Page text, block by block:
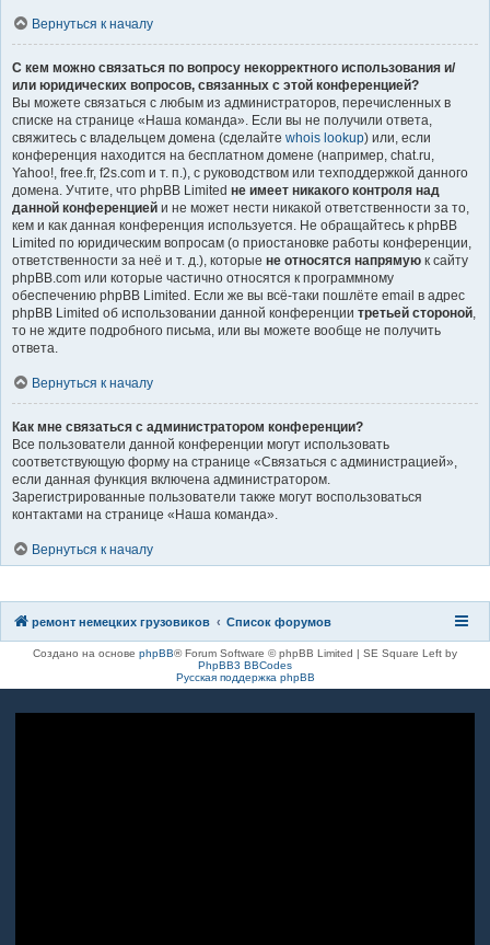
Вернуться к началу
С кем можно связаться по вопросу некорректного использования и/
или юридических вопросов, связанных с этой конференцией?
Вы можете связаться с любым из администраторов, перечисленных в
списке на странице «Наша команда». Если вы не получили ответа,
свяжитесь с владельцем домена (сделайте whois lookup) или, если
конференция находится на бесплатном домене (например, chat.ru,
Yahoo!, free.fr, f2s.com и т. п.), с руководством или техподдержкой данного
домена. Учтите, что phpBB Limited не имеет никакого контроля над
данной конференцией и не может нести никакой ответственности за то,
кем и как данная конференция используется. Не обращайтесь к phpBB
Limited по юридическим вопросам (о приостановке работы конференции,
ответственности за неё и т. д.), которые не относятся напрямую к сайту
phpBB.com или которые частично относятся к программному
обеспечению phpBB Limited. Если же вы всё-таки пошлёте email в адрес
phpBB Limited об использовании данной конференции третьей стороной
то не ждите подробного письма, или вы можете вообще не получить
ответа.
Вернуться к началу
Как мне связаться с администратором конференции?
Все пользователи данной конференции могут использовать
соответствующую форму на странице «Связаться с администрацией»,
если данная функция включена администратором.
Зарегистрированные пользователи также могут воспользоваться
контактами на странице «Наша команда».
Вернуться к началу
ремонт немецких грузовиков Список форумов
Создано на основе phpBB® Forum Software © phpBB Limited | SE Square Left by
PhpBB3 BBCodes
Русская поддержка phpBB